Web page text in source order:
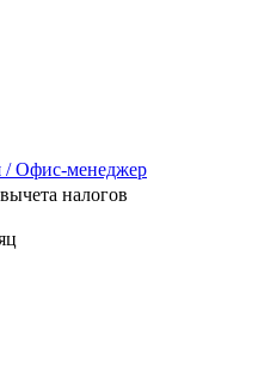
/ Офис-менеджер
налогов